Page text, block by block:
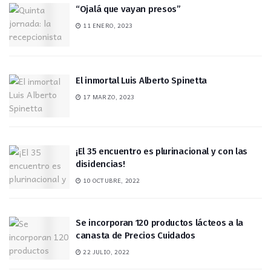
“Ojalá que vayan presos”
11 ENERO, 2023
El inmortal Luis Alberto Spinetta
17 MARZO, 2023
¡El 35 encuentro es plurinacional y con las
disidencias!
10 OCTUBRE, 2022
Se incorporan 120 productos lácteos a la
canasta de Precios Cuidados
22 JULIO, 2022